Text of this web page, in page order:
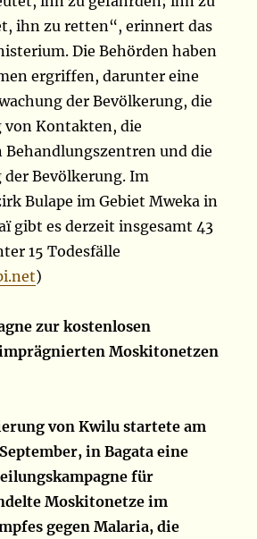
ihn zu retten“, erinnert das
Die Behörden haben
ergriffen, darunter eine
der Bevölkerung, die
von Kontakten, die
und die
Bevölkerung. Im
Bulape im Gebiet Mweka in
gibt es derzeit insgesamt 43
15 Todesfälle
)
zur kostenlosen
Moskitonetzen
von Kwilu startete am
in Bagata eine
für
Moskitonetze im
gegen Malaria, die